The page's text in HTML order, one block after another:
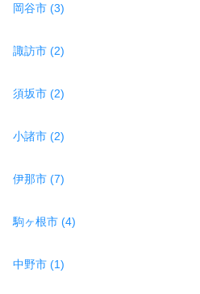
岡谷市 (3)
諏訪市 (2)
須坂市 (2)
小諸市 (2)
伊那市 (7)
駒ヶ根市 (4)
中野市 (1)